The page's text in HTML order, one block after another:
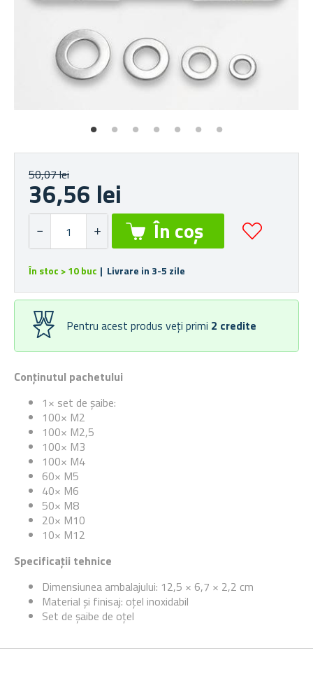
Conținutul pachetului
1× set de șaibe:
100× M2
100× M2,5
100× M3
100× M4
60× M5
40× M6
50× M8
20× M10
10× M12
Specificații tehnice
Dimensiunea ambalajului: 12,5 × 6,7 × 2,2 cm
Material și finisaj: oțel inoxidabil
Set de șaibe de oțel
50,07 lei
36,56 lei
În stoc > 10 buc | Livrare in 3-5 zile
Pentru acest produs veți primi 2 credite